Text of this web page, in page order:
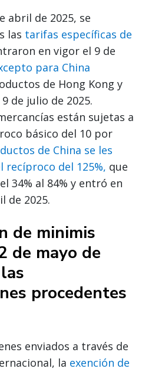
abril de 2025, se
las tarifas específicas de
en vigor el 9 de
para China
de Hong Kong y
de julio de 2025.
están sujetas a
básico del 10 por
de China se les
recíproco del 125%, que
34% al 84% y entró en
de 2025.
de minimis
de mayo de
procedentes
enviados a través de
la exención de